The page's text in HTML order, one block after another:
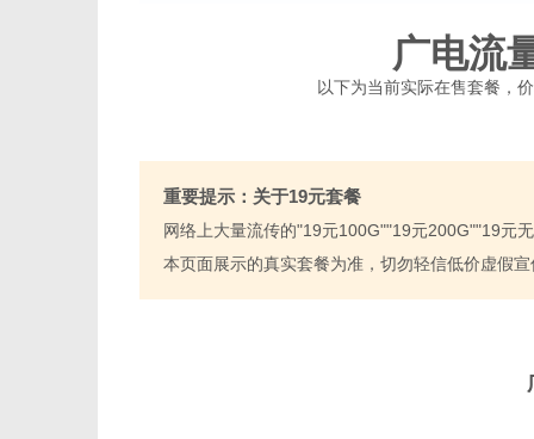
广电流
以下为当前实际在售套餐，
重要提示：关于19元套餐
网络上大量流传的"19元100G""19元200G""19元
本页面展示的真实套餐为准，切勿轻信低价虚假宣